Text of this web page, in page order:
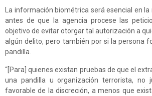
La información biométrica será esencial en la
antes de que la agencia procese las
objetivo de evitar otorgar tal autorización a
algún delito, pero también por si la persona
pandilla.
“[Para] quienes existan pruebas de que el
una pandilla u organización terrorista, no
favorable de la discreción, a menos que